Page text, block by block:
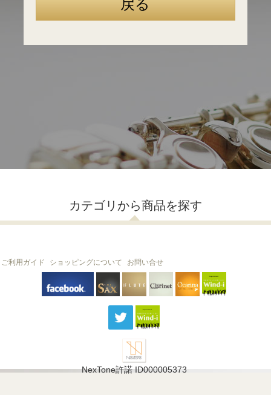
カテゴリから商品を探す
THE SAX The Clarinet
Ocarina
ご利用ガイド ショッピングについて お問い合せ
NexTone許諾 ID000005373